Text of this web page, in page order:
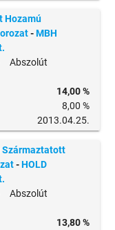
Hozamú
-MBH
Abszolút
14,00 %
8,00 %
2013.04.25.
Származtatott
-HOLD
Abszolút
13,80 %